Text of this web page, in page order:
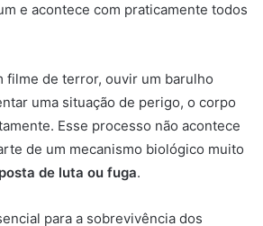
e acontece com praticamente todos
filme de terror, ouvir um barulho
uma situação de perigo, o corpo
Esse processo não acontece
de um mecanismo biológico muito
de luta ou fuga.
para a sobrevivência dos